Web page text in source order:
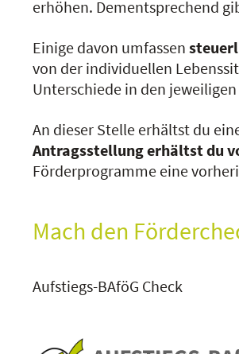
erhöhen. Dementsprechend
Einige davon umfassen
von der individuellen
Unterschiede in den
An dieser Stelle erhältst du
Antragsstellung erhältst du
Förderprogramme eine
Mach den
Aufstiegs-BAföG Check